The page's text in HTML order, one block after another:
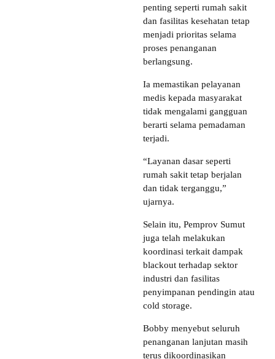
penting seperti rumah sakit
dan fasilitas kesehatan tetap
menjadi prioritas selama
proses penanganan
berlangsung.
Ia memastikan pelayanan
medis kepada masyarakat
tidak mengalami gangguan
berarti selama pemadaman
terjadi.
“Layanan dasar seperti
rumah sakit tetap berjalan
dan tidak terganggu,”
ujarnya.
Selain itu, Pemprov Sumut
juga telah melakukan
koordinasi terkait dampak
blackout terhadap sektor
industri dan fasilitas
penyimpanan pendingin atau
cold storage.
Bobby menyebut seluruh
penanganan lanjutan masih
terus dikoordinasikan